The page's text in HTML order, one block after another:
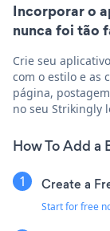
Incorporar o
nunca foi tão
Crie seu
com o estilo e as
página,
no seu Strikingly
How To Add a
Create a
Start for free